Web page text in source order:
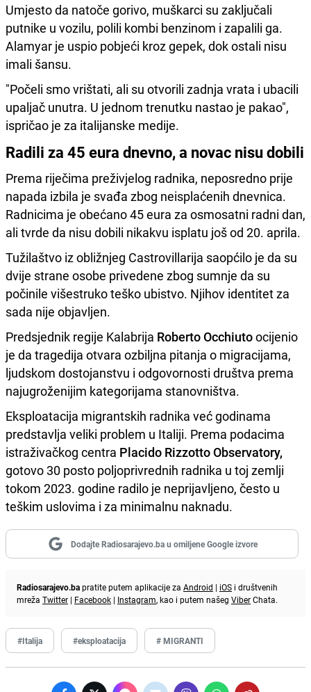
Umjesto da natoče gorivo, muškarci su zaključali
putnike u vozilu, polili kombi benzinom i zapalili ga.
Alamyar je uspio pobjeći kroz gepek, dok ostali nisu
imali šansu.
"Počeli smo vrištati, ali su otvorili zadnja vrata i ubacili
upaljač unutra. U jednom trenutku nastao je pakao",
ispričao je za italijanske medije.
Radili za 45 eura dnevno, a novac nisu dobili
Prema riječima preživjelog radnika, neposredno prije
napada izbila je svađa zbog neisplaćenih dnevnica.
Radnicima je obećano 45 eura za osmosatni radni dan,
ali tvrde da nisu dobili nikakvu isplatu još od 20. aprila.
Tužilaštvo iz obližnjeg Castrovillarija saopćilo je da su
dvije strane osobe privedene zbog sumnje da su
počinile višestruko teško ubistvo. Njihov identitet za
sada nije objavljen.
Predsjednik regije Kalabrija Roberto Occhiutoocijenio
je da tragedija otvara ozbiljna pitanja o migracijama,
ljudskom dostojanstvu i odgovornosti društva prema
najugroženijim kategorijama stanovništva.
Eksploatacija migrantskih radnika već godinama
predstavlja veliki problem u Italiji. Prema podacima
istraživačkog centra Placido Rizzotto Observatory,
gotovo 30 posto poljoprivrednih radnika u toj zemlji
tokom 2023. godine radilo je neprijavljeno, često u
teškim uslovima i za minimalnu naknadu.
Dodajte Radiosarajevo.ba u omiljene Google izvore
Radiosarajevo.bapratite putem aplikacije za Android | iOS i društvenih
mreža Twitter | Facebook | Instagram, kao i putem našeg ViberChata.
#Italija #eksploatacija # MIGRANTI